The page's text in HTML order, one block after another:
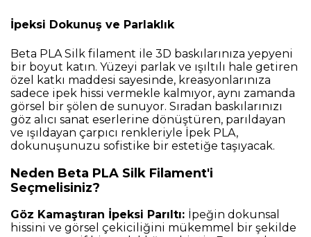
İpeksi Dokunuş ve Parlaklık
Beta PLA Silk filament ile 3D baskılarınıza yepyeni
bir boyut katın. Yüzeyi parlak ve ışıltılı hale getiren
özel katkı maddesi sayesinde, kreasyonlarınıza
sadece ipek hissi vermekle kalmıyor, aynı zamanda
görsel bir şölen de sunuyor. Sıradan baskılarınızı
göz alıcı sanat eserlerine dönüştüren, parıldayan
ve ışıldayan çarpıcı renkleriyle İpek PLA,
dokunuşunuzu sofistike bir estetiğe taşıyacak.
Neden Beta PLA Silk Filament'i
Seçmelisiniz?
Göz Kamaştıran İpeksi Parıltı: İpeğin dokunsal
hissini ve görsel çekiciliğini mükemmel bir şekilde